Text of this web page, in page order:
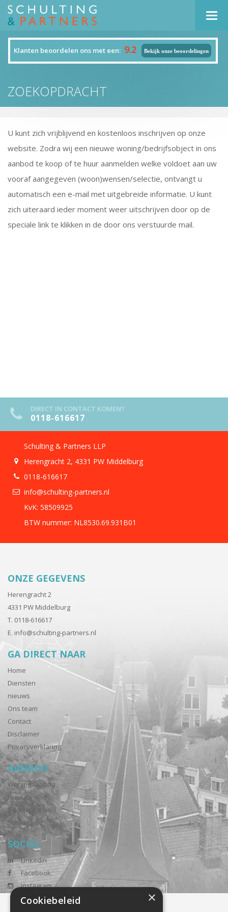
Klanten beoordelen ons met een: 9.2 Bekijk onze beoordelingen
ZOEKOPDRACHT
U kunt zich vrijblijvend en kostenloos inschrijven op onze
website. Zodra wij een nieuwe woning/bedrijfsobject in ons
aanbod te koop of te huur aanmelden welke voldoet aan uw
vooraf aangegeven (woon)wensen/selectie, ontvangt u
automatisch een e-mail met uitgebreide informatie. U kunt
zich uiteraard ieder moment weer uitschrijven door op de
speciale link te klikken in de door ons verstuurde mail.
DIRECT IN CONTACT KOMEN?
0118-616617
Schulting & Partners LLP
Herengracht 2, 4331 PW Middelburg
0118-616617
info@schulting-partners.nl
KvK: 58509925
BTW nummer: NL8530.69.931B01
ONZE GEGEVENS
Herengracht 2
4331 PW Middelburg
T. 0118-616617
E. info@schulting-partners.nl
GA DIRECT NAAR
Home
Diensten
nieuws
Ons team
Contact
Disclaimer
Privacyverklaring
AANBOD
Woningaanbod
Huuraanbod
Bedrijfsaanbod
Stil aanbod
SOCIAL
Linkedin
Facebook
Instagram
×
Cookiebeleid